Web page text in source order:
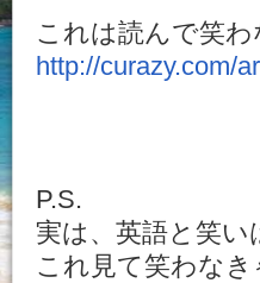
これは読んで笑わ
http://curazy.com/
P.S.
実は、英語と笑い
これ見て笑わなき